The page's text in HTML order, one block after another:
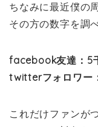
ちなみに最近僕の
その方の数字を調
facebook友達：5
twitterフォロワー
これだけファンが